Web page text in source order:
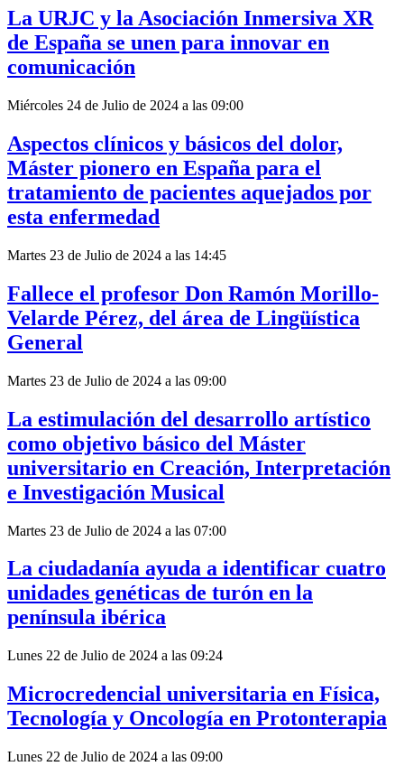
La URJC y la Asociación Inmersiva XR
de España se unen para innovar en
comunicación
Miércoles 24 de Julio de 2024 a las 09:00
Aspectos clínicos y básicos del dolor,
Máster pionero en España para el
tratamiento de pacientes aquejados por
esta enfermedad
Martes 23 de Julio de 2024 a las 14:45
Fallece el profesor Don Ramón Morillo-
Velarde Pérez, del área de Lingüística
General
Martes 23 de Julio de 2024 a las 09:00
La estimulación del desarrollo artístico
como objetivo básico del Máster
universitario en Creación, Interpretación
e Investigación Musical
Martes 23 de Julio de 2024 a las 07:00
La ciudadanía ayuda a identificar cuatro
unidades genéticas de turón en la
península ibérica
Lunes 22 de Julio de 2024 a las 09:24
Microcredencial universitaria en Física,
Tecnología y Oncología en Protonterapia
Lunes 22 de Julio de 2024 a las 09:00